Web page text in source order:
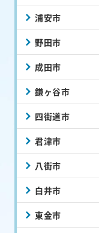
浦安市
野田市
成田市
鎌ヶ谷市
四街道市
君津市
八街市
白井市
東金市